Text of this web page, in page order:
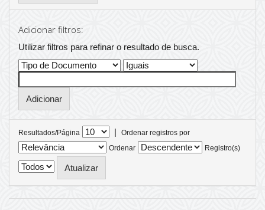
Adicionar filtros:
Utilizar filtros para refinar o resultado de busca.
Resultados/Página |
Ordenar registros por
Ordenar
Registro(s)